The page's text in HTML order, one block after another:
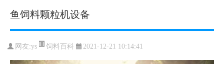
鱼饲料颗粒机设备
网友:ys 饲料百科 2021-12-21 10:14:41